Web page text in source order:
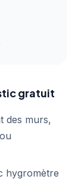
gratuit
des murs,
hygromètre